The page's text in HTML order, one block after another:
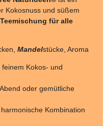
Kokosnuss und süßem
für alle
Mandelstücke, Aroma
feinem Kokos- und
oder gemütliche
harmonische Kombination